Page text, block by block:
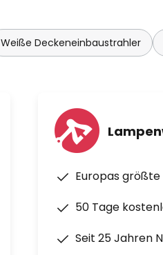
Weiße Deckeneinbaustrahler
Europas
50 Tage
Seit 25 Jahren